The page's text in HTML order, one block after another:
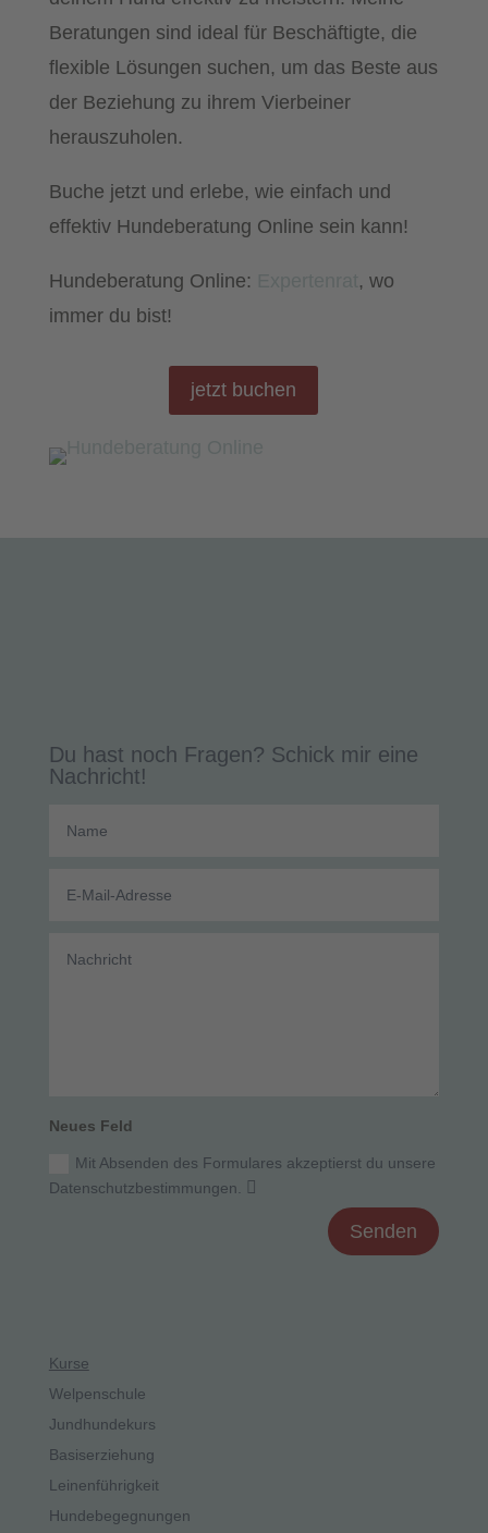
Beratungen sind ideal für Beschäftigte, die
flexible Lösungen suchen, um das Beste aus
der Beziehung zu ihrem Vierbeiner
herauszuholen.
Buche jetzt und erlebe, wie einfach und
effektiv Hundeberatung Online sein kann!
Hundeberatung Online:
, wo
immer du bist!
jetzt buchen
Du hast noch Fragen? Schick mir eine
Nachricht!
Neues Feld
Mit Absenden des Formulares akzeptierst du unsere
Datenschutzbestimmungen.
Senden
Kurse
Welpenschule
Jundhundekurs
Basiserziehung
Leinenführigkeit
Hundebegegnungen